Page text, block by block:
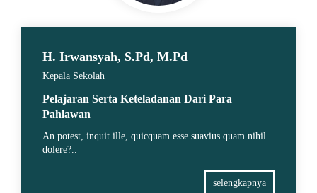
H. Irwansyah, S.Pd, M.Pd
Kepala Sekolah
Pelajaran Serta Keteladanan Dari Para
Pahlawan
An potest, inquit ille, quicquam esse suavius quam nihil
dolere?..
selengkapnya